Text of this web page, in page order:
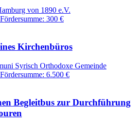
von 1890 e.V.
Fördersumme: 300 €
Kirchenbüros
Syrisch Orthodoxe Gemeinde
Fördersumme: 6.500 €
Begleitbus zur Durchführung